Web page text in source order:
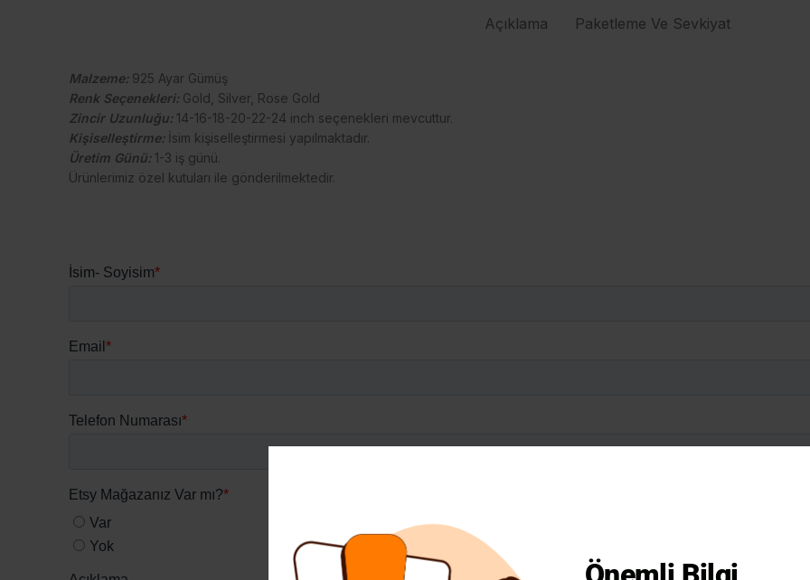
Açıklama Paketleme Ve Sevkiyat
Malzeme: 925 Ayar Gümüş
Renk Seçenekleri: Gold, Silver, Rose Gold
Zincir Uzunluğu:14-16-18-20-22-24 inch seçenekleri mevcuttur.
Kişiselleştirme:İsim kişiselleştirmesi yapılmaktadır.
Üretim Günü:1-3 iş günü.
Ürünlerimiz özel kutuları ile gönderilmektedir.